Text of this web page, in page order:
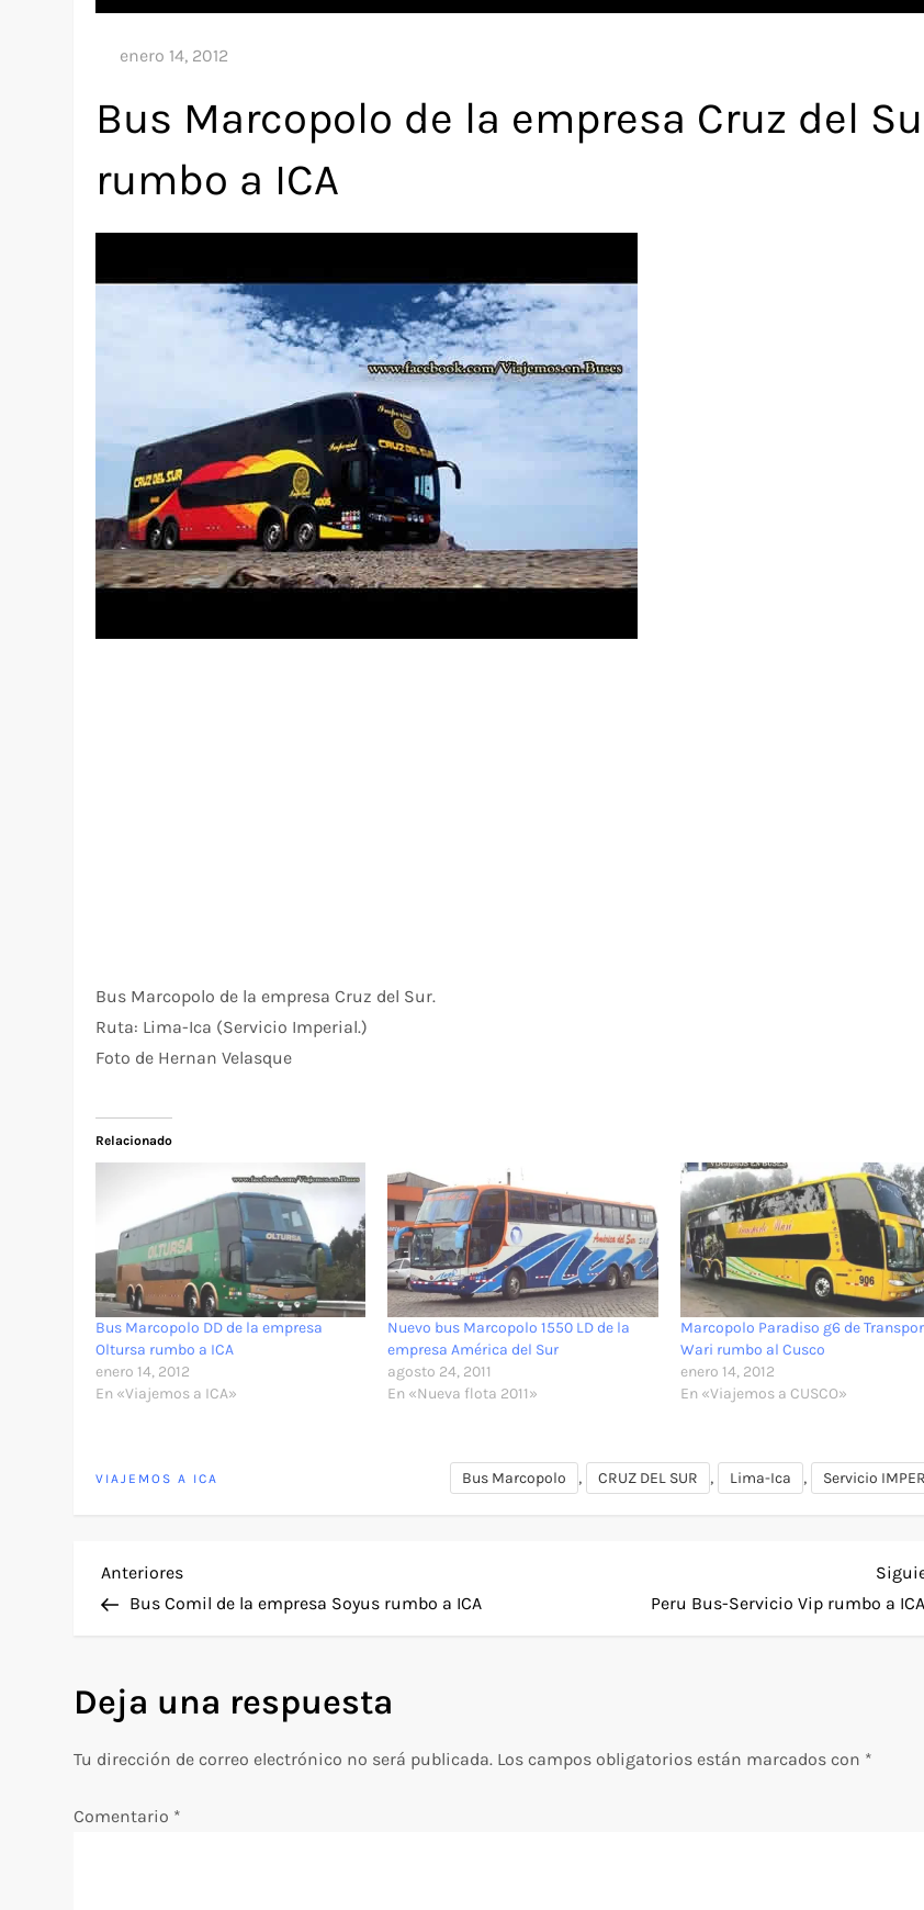
Bus Marcopolo de la empresa Cruz del
rumbo a ICA
Bus Marcopolo de la empresa Cruz del Sur.
Ruta: Lima-Ica (Servicio Imperial.)
Foto de Hernan Velasque
Relacionado
Bus Marcopolo DD de la empresa
Oltursa rumbo a ICA
enero 14, 2012
En «Viajemos a ICA»
Nuevo bus Marcopolo 1550 LD de la
empresa América del Sur
agosto 24, 2011
En «Nueva flota 2011»
Marcopolo Paradiso g6 de
Wari rumbo al Cusco
enero 14, 2012
En «Viajemos a CUSCO»
VIAJEMOS A ICA Bus Marcopolo , CRUZ DEL SUR , Lima-Ica , Servicio
N
v
e
Entrada
anterior
Anteriores
Bus Comil de la empresa Soyus rumbo a ICA
Peru Bus-Servicio Vip rumbo a ICA
Deja una respuesta
Tu dirección de correo electrónico no será publicada. Los campos obligatorios están marcados con *
Comentario *